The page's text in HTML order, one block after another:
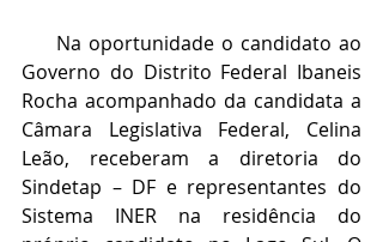
Governo do Distrito Federal Ibaneis
Rocha acompanhado da candidata a
Câmara Legislativa Federal, Celina
Leão, receberam a diretoria do
Sindetap – DF e representantes do
Sistema INER na residência do